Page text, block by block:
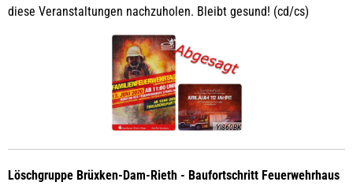
diese Veranstaltungen nachzuholen. Bleibt gesund! (cd/cs)
YI860BK
Löschgruppe Brüxken-Dam-Rieth - Baufortschritt Feuerwehrhaus